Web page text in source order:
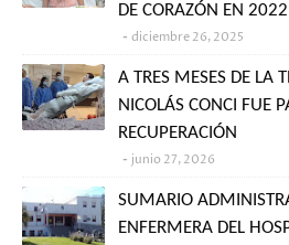
DE CORAZÓN EN 2022
diciembre 26, 2025
A TRES MESES DE LA
NICOLÁS CONCI FUE
RECUPERACIÓN
junio 27, 2026
SUMARIO
ENFERMERA DEL